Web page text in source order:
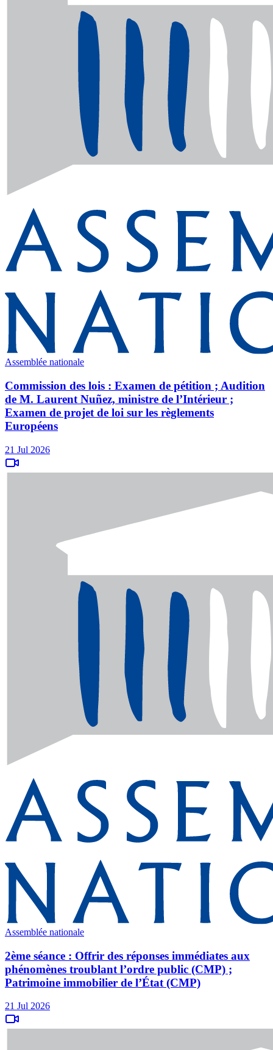
Assemblée nationale
Commission des lois : Examen de pétition ; Audition
de M. Laurent Nuñez, ministre de l’Intérieur ;
Examen de projet de loi sur les règlements
Européens
21 Jul 2026
Assemblée nationale
2ème séance : Offrir des réponses immédiates aux
phénomènes troublant l’ordre public (CMP) ;
Patrimoine immobilier de l’État (CMP)
21 Jul 2026